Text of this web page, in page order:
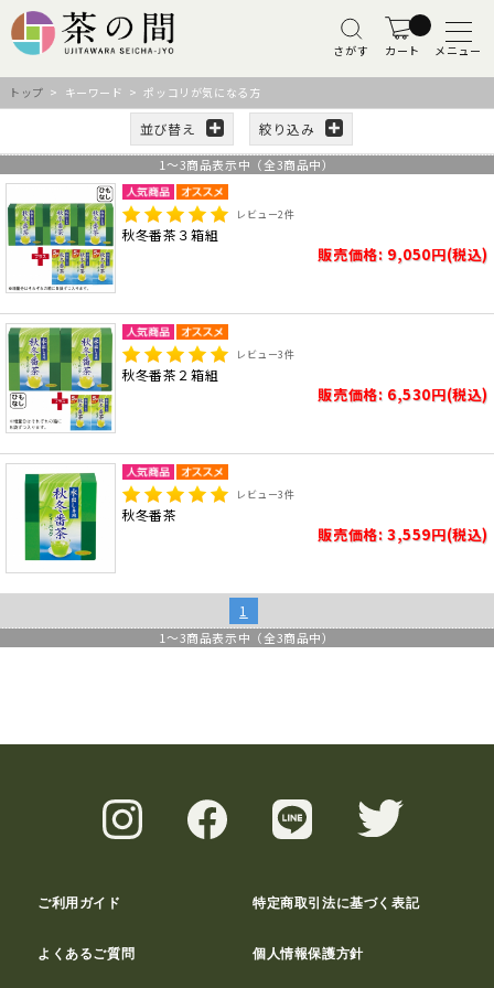
さがす カート メニュー
トップ > キーワード > ポッコリが気になる方
並び替え 絞り込み
1 ～3商品表示中（全3商品中）
レビュー2件
秋冬番茶３箱組
販売価格: 9,050円(税込)
レビュー3件
秋冬番茶２箱組
販売価格: 6,530円(税込)
レビュー3件
秋冬番茶
販売価格: 3,559円(税込)
1
1 ～3商品表示中（全3商品中）
ご利用ガイド 特定商取引法に基づく表記
よくあるご質問 個人情報保護方針